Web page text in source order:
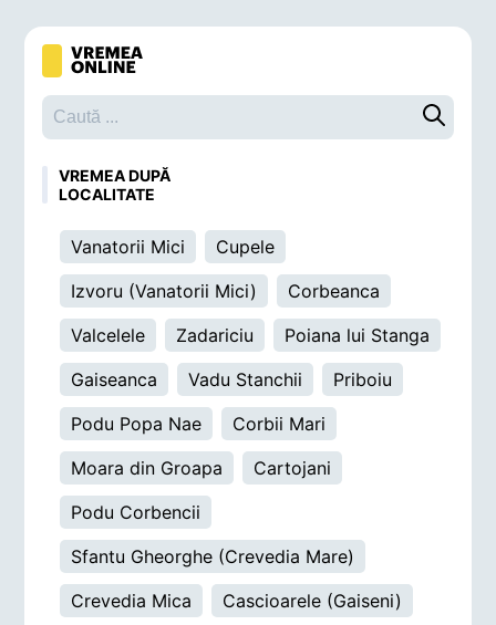
Caută o
VREMEA DUPĂ
LOCALITATE
Vanatorii Mici
Cupele
Izvoru (Vanatorii Mici)
Corbeanca
Valcelele
Zadariciu
Poiana lui Stanga
Gaiseanca
Vadu Stanchii
Priboiu
Podu Popa Nae
Corbii Mari
Moara din Groapa
Cartojani
Podu Corbencii
Sfantu Gheorghe (Crevedia Mare)
Crevedia Mica
Cascioarele (Gaiseni)